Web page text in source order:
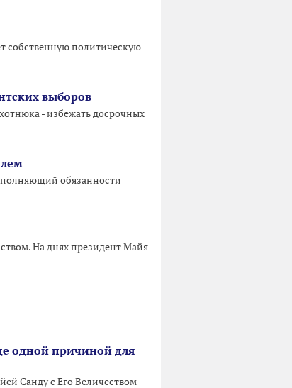
собственную политическую
выборов
- избежать досрочных
обязанности
На днях президент Майя
одной причиной для
Санду с Его Величеством